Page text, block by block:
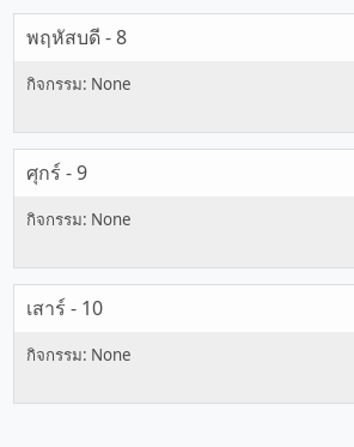
พฤหัสบดี - 8
ศุกร์ - 9
เสาร์ - 10